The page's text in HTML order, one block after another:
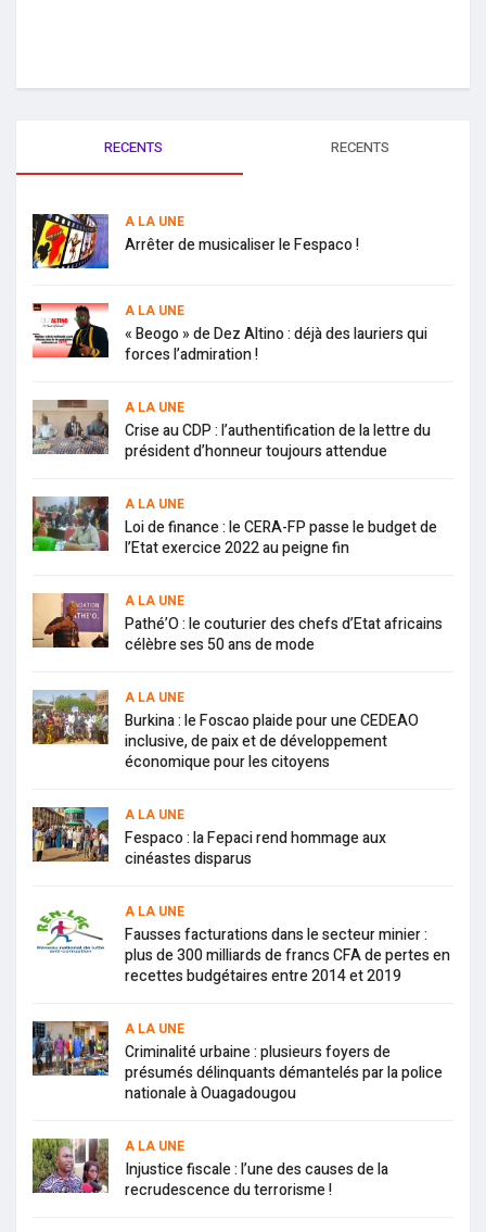
RECENTS RECENTS
A LA UNE
Arrêter de musicaliser le Fespaco !
A LA UNE
« Beogo » de Dez Altino : déjà des lauriers qui
forces l’admiration !
A LA UNE
Crise au CDP : l’authentification de la lettre du
président d’honneur toujours attendue
A LA UNE
Loi de finance : le CERA-FP passe le budget de
l’Etat exercice 2022 au peigne fin
A LA UNE
Pathé’O : le couturier des chefs d’Etat africains
célèbre ses 50 ans de mode
A LA UNE
Burkina : le Foscao plaide pour une CEDEAO
inclusive, de paix et de développement
économique pour les citoyens
A LA UNE
Fespaco : la Fepaci rend hommage aux
cinéastes disparus
A LA UNE
Fausses facturations dans le secteur minier :
plus de 300 milliards de francs CFA de pertes en
recettes budgétaires entre 2014 et 2019
A LA UNE
Criminalité urbaine : plusieurs foyers de
présumés délinquants démantelés par la police
nationale à Ouagadougou
A LA UNE
Injustice fiscale : l’une des causes de la
recrudescence du terrorisme !